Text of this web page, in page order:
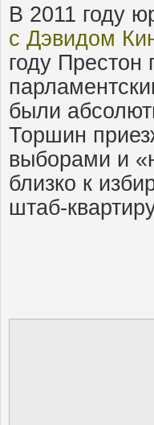
В 2011 году
с Дэвидом
году Престон
были
Торшин
выборами и
близко к
штаб-